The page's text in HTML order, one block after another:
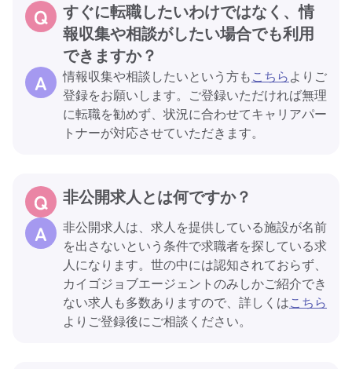
すぐに転職したいわけではなく、情
報収集や相談がしたい場合でも利用
できますか？
情報収集や相談したいという方もこちらよりご
登録をお願いします。ご登録いただければ無理
に転職を勧めず、状況に合わせてキャリアパー
トナーが対応させていただきます。
非公開求人とは何ですか？
非公開求人は、求人を提供している施設が名前
を出さないという条件で求職者を探している求
人になります。世の中には認知されておらず、
カイゴジョブエージェントのみしかご紹介でき
ない求人も多数ありますので、詳しくはこちら
よりご登録後にご相談ください。